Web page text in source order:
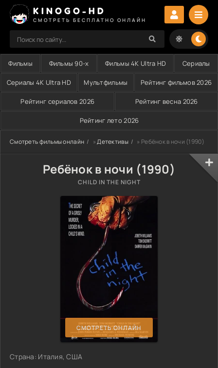
KINOGO-HD
СМОТРЕТЬ БЕСПЛАТНО ОНЛАЙН
Фильмы Фильмы 90-х Фильмы 4K Ultra HD Сериалы
Сериалы 4K Ultra HD Мультфильмы Рейтинг фильмов 2026
Рейтинг сериалов 2026 Рейтинг весна 2026
Рейтинг лето 2026
Смотреть фильмы онлайн »Детективы » Ребёнок в ночи (1990)
Ребёнок в ночи (1990)
CHILD IN THE NIGHT
СМОТРЕТЬ ОНЛАЙН
Страна: Италия, США